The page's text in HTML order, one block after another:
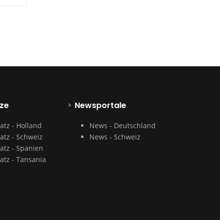
- Holland
- Schweiz
- Spanien
- Tansania
Newsportale
News - Deutschland
News - Schweiz